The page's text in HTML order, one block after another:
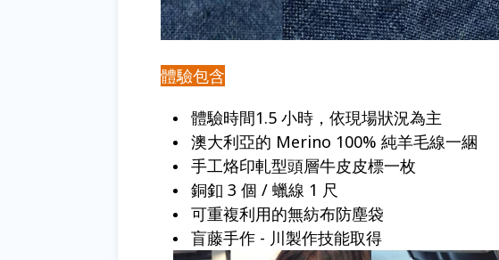
體驗包含
體驗時間1.5 小時，依現場狀況為主
澳大利亞的 Merino 100% 純羊毛線一綑
手工烙印軋型頭層牛皮皮標一枚
銅釦 3 個 / 蠟線 1 尺
可重複利用的無紡布防塵袋
盲藤手作 - 川製作技能取得